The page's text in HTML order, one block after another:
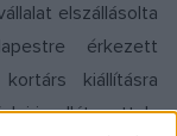
elszállásolta
érkezett
kiállításra
is ellátogattak,